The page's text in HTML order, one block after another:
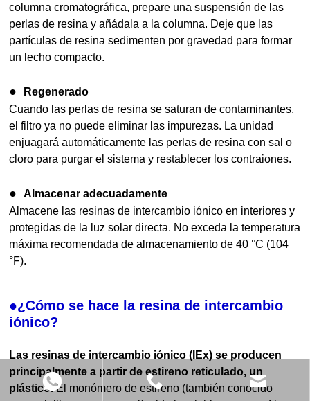
columna cromatográfica, prepare una suspensión de las
perlas de resina y añádala a la columna. Deje que las
partículas de resina sedimenten por gravedad para formar
un lecho compacto.
●
Regenerado
Cuando las perlas de resina se saturan de contaminantes,
el filtro ya no puede eliminar las impurezas. La unidad
enjuagará automáticamente las perlas de resina con sal o
cloro para purgar el sistema y restablecer los contraiones.
●Almacenar adecuadamente
Almacene las resinas de intercambio iónico en interiores y
protegidas de la luz solar directa. No exceda la temperatura
máxima recomendada de almacenamiento de 40 °C (104
°F).
●¿Cómo se hace la resina de intercambio
iónico?
Las resinas de intercambio iónico (IEx) se producen
principalmente a partir de estireno reticulado, un
plástico.El monómero de estireno (también conocido